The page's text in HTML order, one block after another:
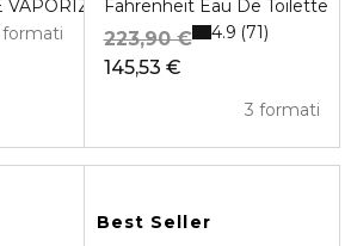
VAPORIZZATORE
formati
Fahrenheit Eau De Toilette
145,53 €
223,90 €
3 formati
4.9 71
Best Seller